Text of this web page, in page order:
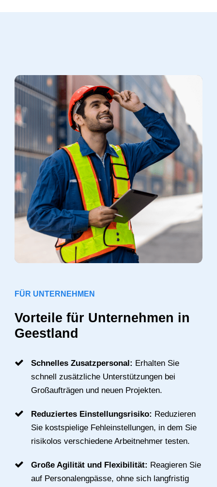
FÜR UNTERNEHMEN
Vorteile für Unternehmen in
Geestland
Schnelles Zusatzpersonal: Erhalten Sie
schnell zusätzliche Unterstützungen bei
Großaufträgen und neuen Projekten.
Reduziertes Einstellungsrisiko: Reduzieren
Sie kostspielige Fehleinstellungen, in dem Sie
risikolos verschiedene Arbeitnehmer testen.
Große Agilität und Flexibilität: Reagieren Sie
auf Personalengpässe, ohne sich langfristig